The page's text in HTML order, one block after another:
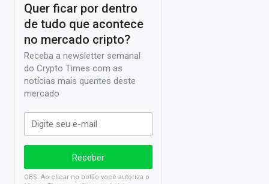
Quer ficar por dentro
de tudo que acontece
no mercado cripto?
Receba a newsletter semanal
do Crypto Times com as
notícias mais quentes deste
mercado
OBS: Ao clicar no botão você autoriza o